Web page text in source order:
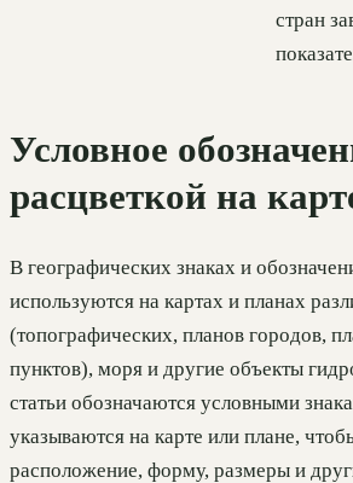
стран
Условное
расцветкой на
В географических знаках и
используются на картах и планах
(топографических, планов городов,
пунктов), моря и другие объекты
статьи обозначаются условными
указываются на карте или плане,
расположение, форму, размеры и